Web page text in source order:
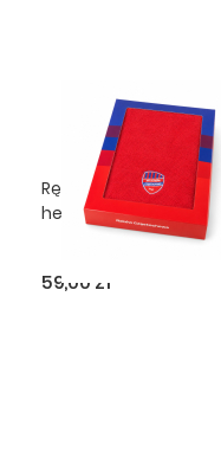
Ręcznik z haftowanym
herbem - czerwony
59,00 zł